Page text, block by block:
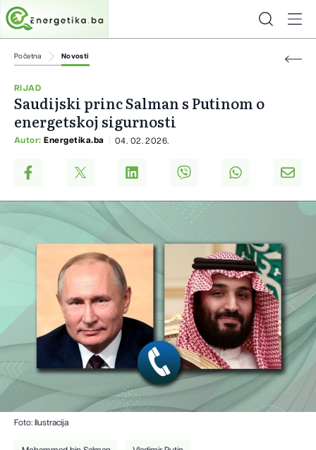
Početna Novosti
RIJAD
Saudijski princ Salman s Putinom o
energetskoj sigurnosti
Autor: Energetika.ba 04. 02. 2026.
Foto: Ilustracija